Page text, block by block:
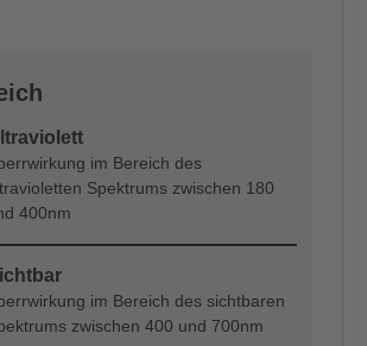
im Bereich des
Spektrums zwischen 180
400nm
im Bereich des sichtbaren
zwischen 400 und 700nm